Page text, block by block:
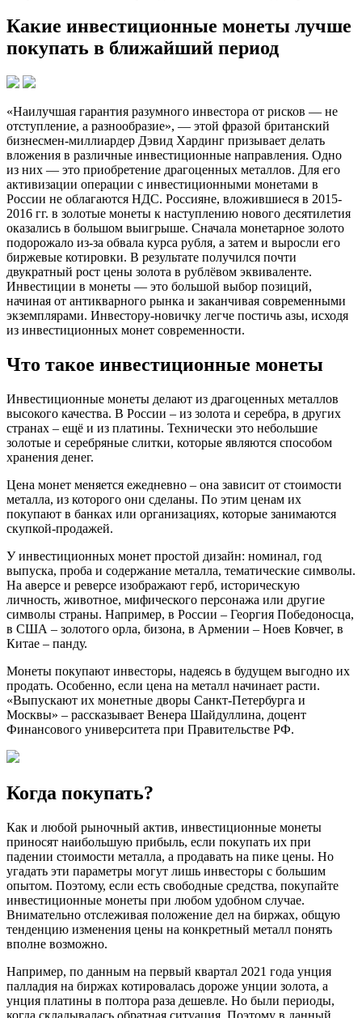
Какие инвестиционные монеты лучше
покупать в ближайший период
«Наилучшая гарантия разумного инвестора от рисков — не
отступление, а разнообразие», — этой фразой британский
бизнесмен-миллиардер Дэвид Хардинг призывает делать
вложения в различные инвестиционные направления. Одно
из них — это приобретение драгоценных металлов. Для его
активизации операции с инвестиционными монетами в
России не облагаются НДС. Россияне, вложившиеся в 2015-
2016 гг. в золотые монеты к наступлению нового десятилетия
оказались в большом выигрыше. Сначала монетарное золото
подорожало из-за обвала курса рубля, а затем и выросли его
биржевые котировки. В результате получился почти
двукратный рост цены золота в рублёвом эквиваленте.
Инвестиции в монеты — это большой выбор позиций,
начиная от антикварного рынка и заканчивая современными
экземплярами. Инвестору-новичку легче постичь азы, исходя
из инвестиционных монет современности.
Что такое инвестиционные монеты
Инвестиционные монеты делают из драгоценных металлов
высокого качества. В России – из золота и серебра, в других
странах – ещё и из платины. Технически это небольшие
золотые и серебряные слитки, которые являются способом
хранения денег.
Цена монет меняется ежедневно – она зависит от стоимости
металла, из которого они сделаны. По этим ценам их
покупают в банках или организациях, которые занимаются
скупкой-продажей.
У инвестиционных монет простой дизайн: номинал, год
выпуска, проба и содержание металла, тематические символы.
На аверсе и реверсе изображают герб, историческую
личность, животное, мифического персонажа или другие
символы страны. Например, в России – Георгия Победоносца,
в США – золотого орла, бизона, в Армении – Ноев Ковчег, в
Китае – панду.
Монеты покупают инвесторы, надеясь в будущем выгодно их
продать. Особенно, если цена на металл начинает расти.
«Выпускают их монетные дворы Санкт-Петербурга и
Москвы» – рассказывает Венера Шайдуллина, доцент
Финансового университета при Правительстве РФ.
Когда покупать?
Как и любой рыночный актив, инвестиционные монеты
приносят наибольшую прибыль, если покупать их при
падении стоимости металла, а продавать на пике цены. Но
угадать эти параметры могут лишь инвесторы с большим
опытом. Поэтому, если есть свободные средства, покупайте
инвестиционные монеты при любом удобном случае.
Внимательно отслеживая положение дел на биржах, общую
тенденцию изменения цены на конкретный металл понять
вполне возможно.
Например, по данным на первый квартал 2021 года унция
палладия на биржах котировалась дороже унции золота, а
унция платины в полтора раза дешевле. Но были периоды,
когда складывалась обратная ситуация. Поэтому в данный